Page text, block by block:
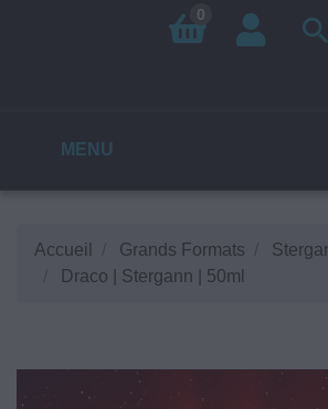
0 
MENU
Accueil Grands Formats
Draco | Stergann | 50ml